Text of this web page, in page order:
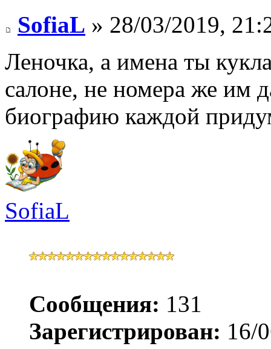
SofiaL » 28/03/2019,
Леночка, а имена ты
салоне, не номера же им
биографию каждой
SofiaL
Сообщения: 131
Зарегистрирован: 16/